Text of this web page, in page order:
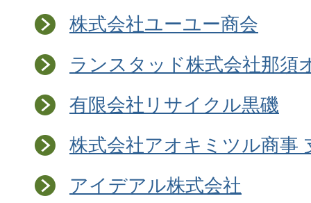
株式会社ユーユー商会
ランスタッド株式会社那須
有限会社リサイクル黒磯
株式会社アオキミツル商事
アイデアル株式会社